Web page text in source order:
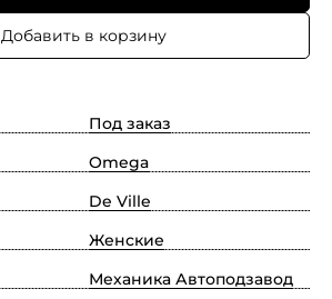
Добавить в корзину
Под заказ
Omega
De Ville
Женские
Механика Автоподзавод